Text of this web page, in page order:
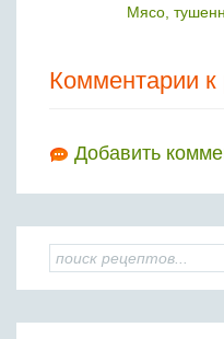
Мясо,
Комментарии к
Добавить